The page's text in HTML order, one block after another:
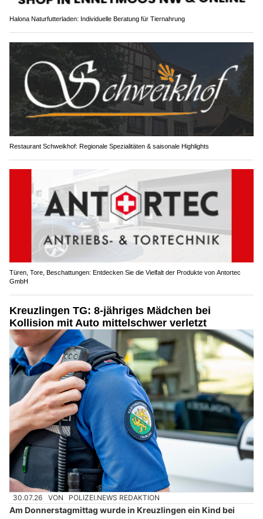
Halona Naturfutterladen: Individuelle Beratung für Tiernahrung
Restaurant Schweikhof: Regionale Spezialitäten & saisonale Highlights
Türen, Tore, Beschattungen: Entdecken Sie die Vielfalt der Produkte von Antortec
GmbH
Kreuzlingen TG: 8-jähriges Mädchen bei
Kollision mit Auto mittelschwer verletzt
30.07.26 VON POLIZEI.NEWS REDAKTION
Am Donnerstagmittag wurde in Kreuzlingen ein Kind bei